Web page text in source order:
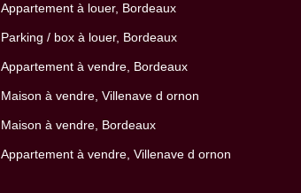
Appartement à louer, Bordeaux
Parking / box à louer, Bordeaux
Appartement à vendre, Bordeaux
Maison à vendre, Villenave d ornon
Maison à vendre, Bordeaux
Appartement à vendre, Villenave d ornon